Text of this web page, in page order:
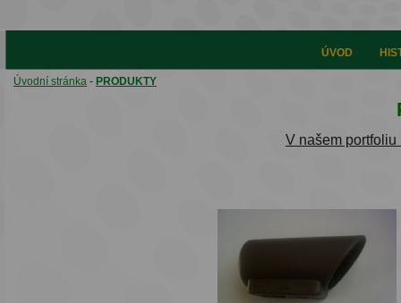
ÚVOD
Úvodní stránka - PRODUKTY
V našem